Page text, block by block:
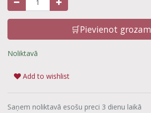
🛒Pievienot grozam
Noliktavā
Add to wishlist
Saņem noliktavā esošu preci 3 dienu laikā